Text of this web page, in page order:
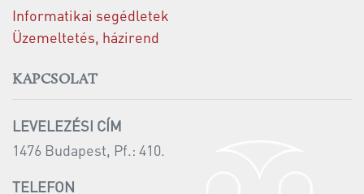
Informatikai segédletek
Üzemeltetés, házirend
KAPCSOLAT
LEVELEZÉSI CÍM
1476 Budapest, Pf.: 410.
TELEFON